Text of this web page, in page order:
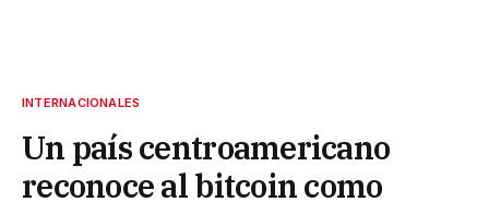
INTERNACIONALES
Un país centroamericano
reconoce al bitcoin como